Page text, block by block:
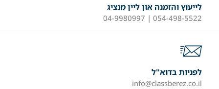
לייעוץ והזמנה און ליין מנציג
054-498-5522 | 04-9980997
לפניות בדוא"ל
info@classberez.co.il